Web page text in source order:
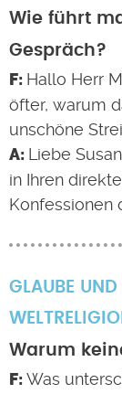
Wie führt
Gespräch?
Hallo Herr
öfter, warum
unschöne
Liebe
in Ihren
Konfessionen
GLAUBE UND
Warum
Was